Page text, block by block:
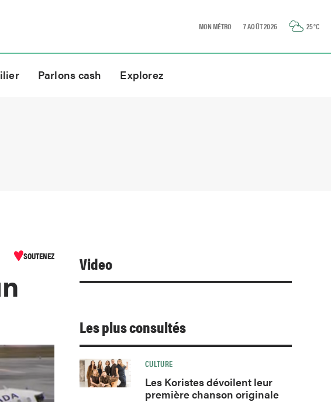
MON MÉTRO 7 AOÛT 2026 25°C
Parlons cash Explorez
SOUTENEZ Video
Les plus consultés
CULTURE
Les Koristes dévoilent leur
première chanson originale